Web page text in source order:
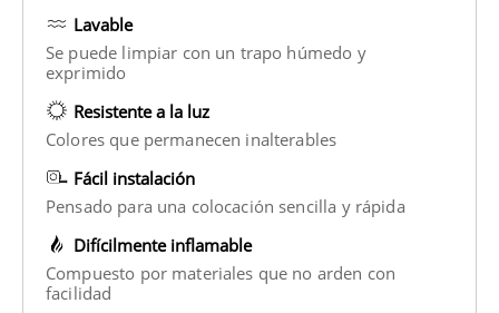
Lavable
Se puede limpiar con un trapo húmedo y
exprimido
Resistente a la luz
Colores que permanecen inalterables
Fácil instalación
Pensado para una colocación sencilla y rápida
Difícilmente inflamable
Compuesto por materiales que no arden con
facilidad